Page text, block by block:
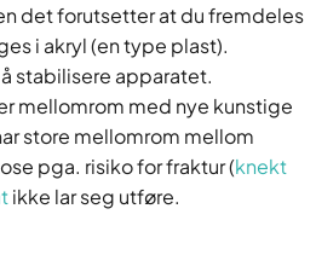
det forutsetter at du fremdeles
i akryl (en type plast).
stabilisere apparatet.
mellomrom med nye kunstige
store mellomrom mellom
pga. risiko for fraktur (knekt
ikke lar seg utføre.